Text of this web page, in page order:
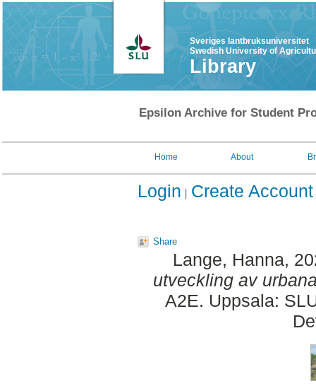
Sveriges lantbruksuniversitet
Swedish University of
Library
Epsilon Archive for Student
Home About
Login Create Account
Share
Lange, Hanna,
utveckling av
A2E. Uppsala: